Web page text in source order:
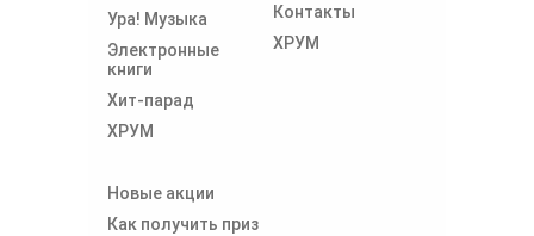
Ура! Музыка
Электронные
книги
Хит-парад
ХРУМ
Контакты
ХРУМ
Новые акции
Как получить приз